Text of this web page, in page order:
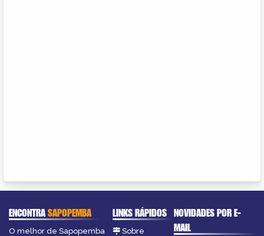
ENCONTRASAPOPEMBA
O melhor de Sapopemba
LINKS RÁPIDOS
Sobre
NOVIDADES POR E-
MAIL